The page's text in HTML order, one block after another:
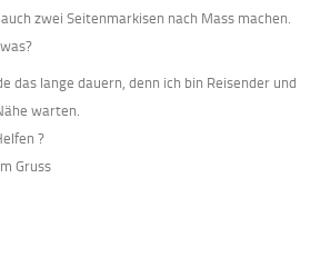
zwei Seitenmarkisen nach Mass machen.
das lange dauern, denn ich bin Reisender und
warten.
?
Gruss